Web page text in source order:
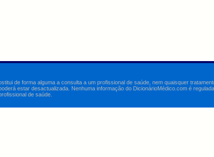
de forma alguma a consulta a um profissional de saúde, nem quaisquer
estar desactualizada. Nenhuma informação do DicionárioMédico.com é
de saúde.